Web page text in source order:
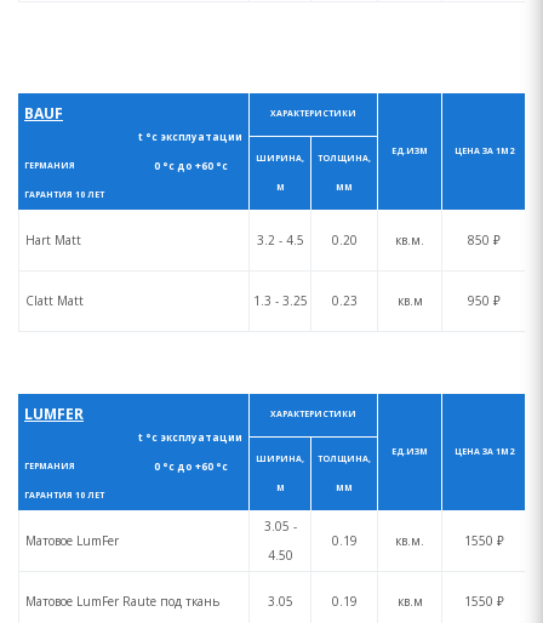
BAUF
t °с эксплуатации
0 °с до +60 °с
ГЕРМАНИЯ
ГАРАНТИЯ 10 ЛЕТ
ХАРАКТЕРИСТИКИ
ЕД.ИЗМ ЦЕНА ЗА 1М2
ШИРИНА,
М
ТОЛЩИНА,
ММ
Hart Matt 3.2 - 4.5 0.20 кв.м. 850 ₽
Clatt Matt 1.3 - 3.25 0.23 кв.м 950 ₽
LUMFER
t °с эксплуатации
0 °с до +60 °с
ГЕРМАНИЯ
ГАРАНТИЯ 10 ЛЕТ
ХАРАКТЕРИСТИКИ
ЕД.ИЗМ ЦЕНА ЗА 1М2
ШИРИНА,
М
ТОЛЩИНА,
ММ
Матовое LumFer
3.05 -
4.50
0.19 кв.м. 1550 ₽
Матовое LumFer Raute под ткань 3.05 0.19 кв.м 1550 ₽